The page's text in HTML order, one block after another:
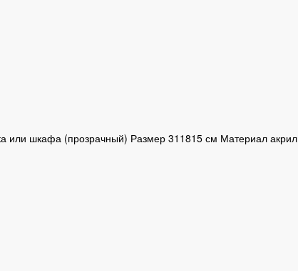
или шкафа (прозрачный) Размер 311815 см Материал акрил